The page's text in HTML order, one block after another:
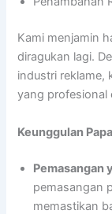
Kami menjamin
diragukan lagi.
industri reklame,
yang profesional
Keunggulan
Pemasangan
pemasangan
memastikan